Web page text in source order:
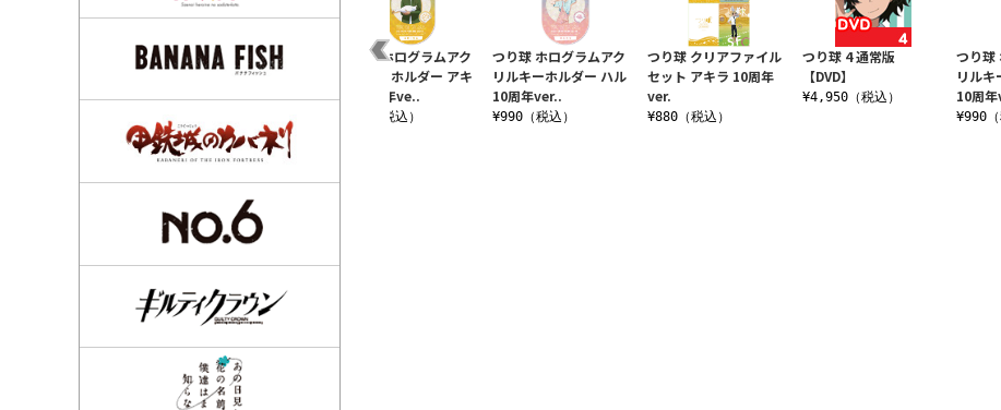
つり球 4 通常版
【DVD】
¥4,950（税込）
つり球
リルキ
10周
¥990（
¥4,950（税込）
★限定★つり球 100cm
タペストリー 10周年
Ver.
つり球 ホログラムアク
リルキーホルダー アキ
ラ 10周年ve..
¥990（税込）
つり球 ホログラムアク
リルキーホルダー ハル
10周年ver..
¥990（税込）
つり球 クリアファイル
セット アキラ 10周年
ver.
¥880（税込）